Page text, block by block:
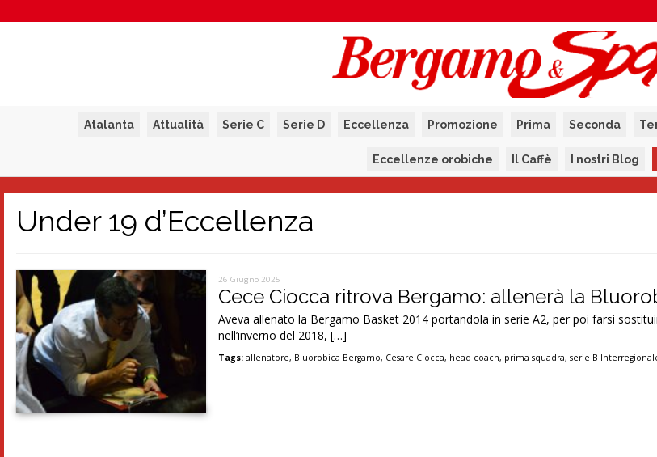
Atalanta Attualità Serie C Serie D Eccellenza Promozione Prima Seconda
Eccellenze orobiche Il Caffè I nostri Blog
Under 19 d’Eccellenza
26 Giugno 2025
Cece Ciocca ritrova Bergamo: allenerà la
Aveva allenato la Bergamo Basket 2014 portandola in serie A2, per poi farsi
nell’inverno del 2018, […]
Tags: allenatore, Bluorobica Bergamo, Cesare Ciocca, head coach, prima squadra,serie B